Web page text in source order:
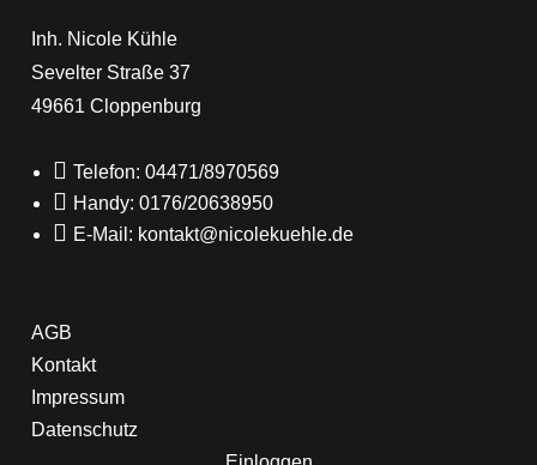
Inh. Nicole Kühle
Sevelter Straße 37
49661 Cloppenburg
 Telefon: 04471/8970569
 Handy: 0176/20638950
 E-Mail: kontakt@nicolekuehle.de
AGB
Kontakt
Impressum
Datenschutz